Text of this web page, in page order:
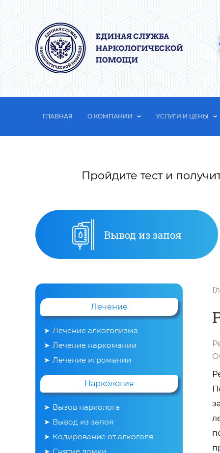
ГЛАВНАЯ О КОМПАНИИ УСЛУГИ И ЦЕНЫ
Пройдите тест и
Вывод из запоя
Лечение
Лечение алкоголизма
Лечение наркомании
Лечение игромании
Наркология
Вызов нарколога
Вывод из запоя
Кодирование от алкоголя